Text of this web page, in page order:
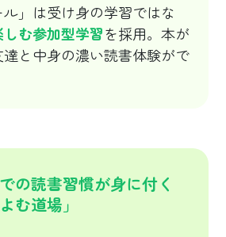
ル」は受け身の学習ではな
む参加型学習を採用。本が
と中身の濃い読書体験がで
の読書習慣が身に付く
む道場」